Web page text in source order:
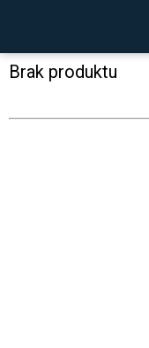
Brak produktu